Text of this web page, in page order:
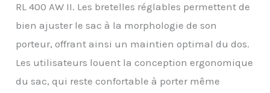
RL 400 AW II. Les bretelles réglables permettent de
bien ajuster le sac à la morphologie de son
porteur, offrant ainsi un maintien optimal du dos.
Les utilisateurs louent la conception ergonomique
du sac, qui reste confortable à porter même